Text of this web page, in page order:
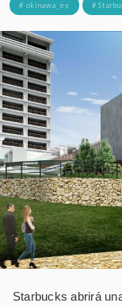
# okinawa_es #
Starbucks abrirá